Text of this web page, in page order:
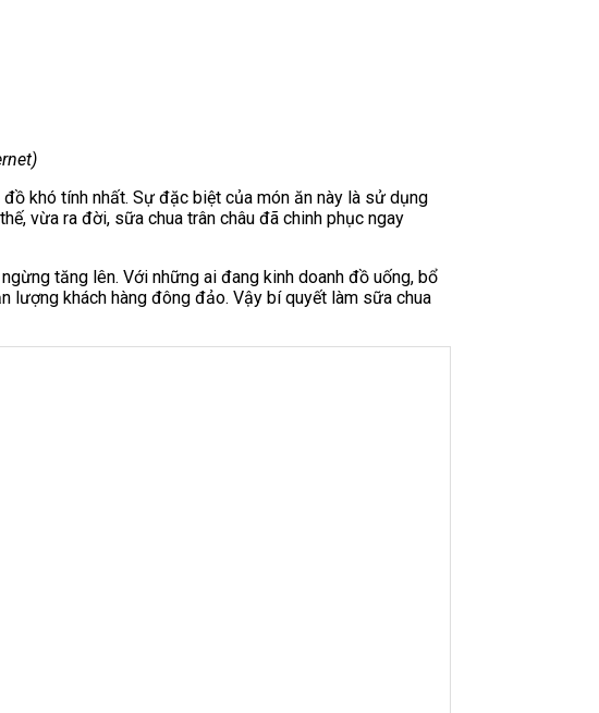
khó tính nhất. Sự đặc biệt của món ăn này là sử dụng
vừa ra đời, sữa chua trân châu đã chinh phục ngay
tăng lên. Với những ai đang kinh doanh đồ uống, bổ
lượng khách hàng đông đảo. Vậy bí quyết làm sữa chua